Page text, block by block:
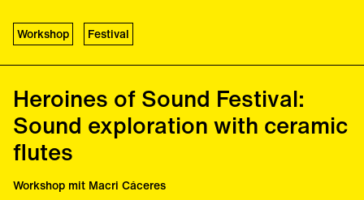
Theresa Beyer
Panel III
Annesley Black
Juliana Hodkinson
Kirstine Lindemann
Kotoka Suzuki
Workshop Festival
Heroines of Sound Festival:
Sound exploration with ceramic
flutes
Workshop mit Macri Cáceres